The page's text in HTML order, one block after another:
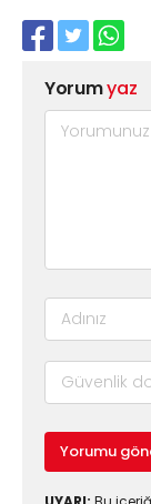
Yorumyaz
Yorumu